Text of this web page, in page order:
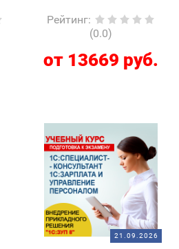
Рейтинг:
(0.0)
от 13669 руб.
21.09.2026